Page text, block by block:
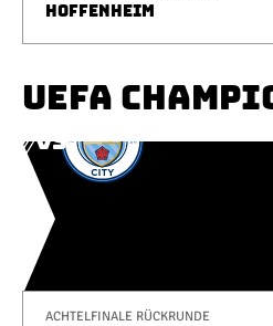
HOFFENHEIM
UEFA
ACHTELFINALE RÜCKRUNDE